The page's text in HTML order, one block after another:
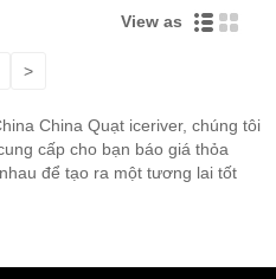
View as
>
China Quạt iceriver, chúng tôi
cấp cho bạn báo giá thỏa
để tạo ra một tương lai tốt